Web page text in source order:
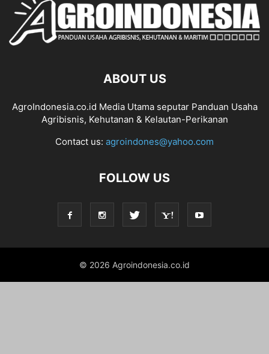
ABOUT US
AgroIndonesia.co.id Media Utama seputar Panduan Usaha
Agribisnis, Kehutanan & Kelautan-Perikanan
Contact us: agroindones@yahoo.com
FOLLOW US
© 2026 Agroindonesia.co.id